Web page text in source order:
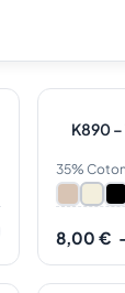
NOTRE
K890
35%
8,00 €
En stock